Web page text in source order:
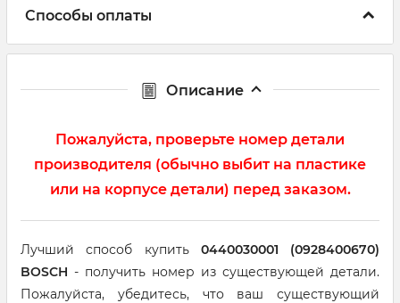
Способы оплаты
Описание
Пожалуйста, проверьте номер детали
производителя (обычно выбит на пластике
или на корпусе детали) перед заказом.
Лучший способ купить 0440030001 (0928400670)
BOSCH - получить номер из существующей детали.
Пожалуйста, убедитесь, что ваш существующий